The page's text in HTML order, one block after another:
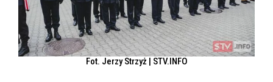
Fot. Jerzy Strzyż | STV.INFO